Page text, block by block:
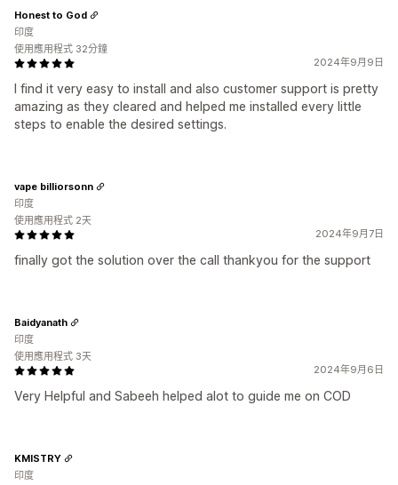
2024年9月9日
I find it very easy to install and also customer support is pretty
amazing as they cleared and helped me installed every little
steps to enable the desired settings.
Honest to God
印度
使用應用程式 32分鐘
2024年9月7日
finally got the solution over the call thankyou for the support
vape billiorsonn
印度
使用應用程式 2天
2024年9月6日
Very Helpful and Sabeeh helped alot to guide me on COD
Baidyanath
印度
使用應用程式 3天
KMISTRY
印度